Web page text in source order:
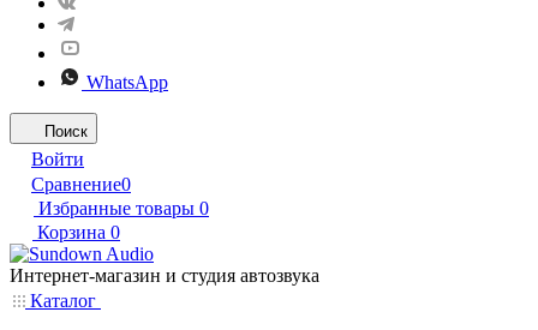
WhatsApp
Поиск
Войти
Сравнение0
Избранные товары 0
Корзина 0
Интернет-магазин и студия автозвука
Каталог